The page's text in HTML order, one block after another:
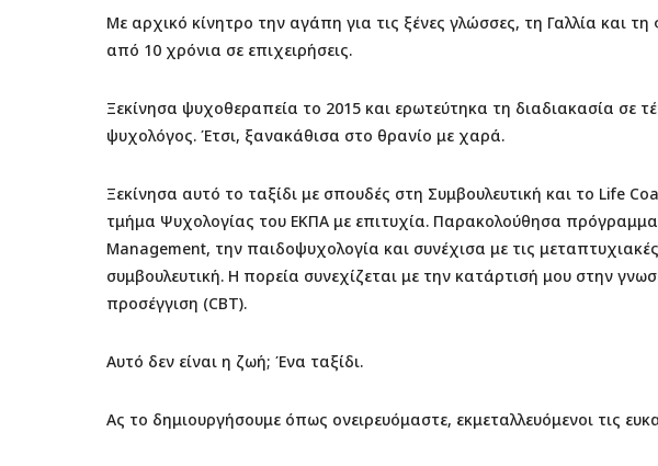
Με αρχικό κίνητρο την αγάπη για τις ξένες γλώσσες, τη Γαλλία και
από 10 χρόνια σε επιχειρήσεις.
Ξεκίνησα ψυχοθεραπεία το 2015 και ερωτεύτηκα τη διαδιακασία σε
ψυχολόγος. Έτσι, ξανακάθισα στο θρανίο με χαρά.
Ξεκίνησα αυτό το ταξίδι με σπουδές στη Συμβουλευτική και το Life
τμήμα Ψυχολογίας του ΕΚΠΑ με επιτυχία. Παρακολούθησα πρόγραμμα
Management, την παιδοψυχολογία και συνέχισα με τις
συμβουλευτική. Η πορεία συνεχίζεται με την κατάρτισή μου στην
προσέγγιση (CBT).
Αυτό δεν είναι η ζωή; Ένα ταξίδι.
Ας το δημιουργήσουμε όπως ονειρευόμαστε, εκμεταλλευόμενοι τις